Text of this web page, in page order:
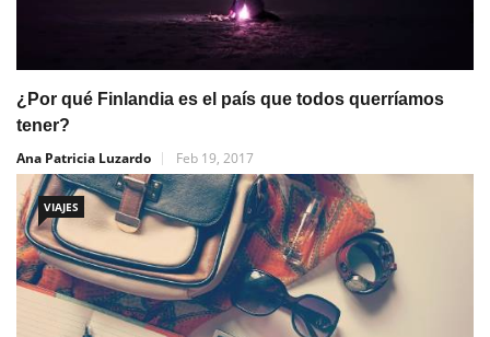
¿Por qué Finlandia es el país que todos querríamos
tener?
Ana Patricia Luzardo
Feb 19, 2017
VIAJES